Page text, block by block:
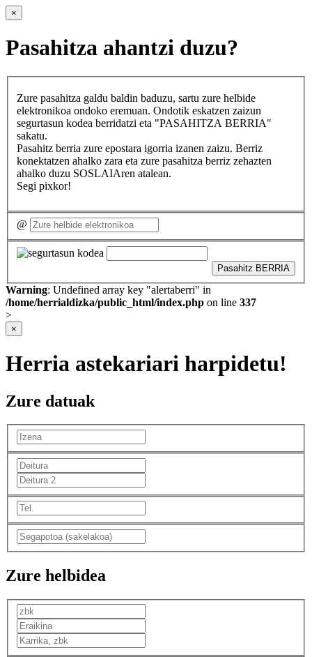
×
Pasahitza ahantzi duzu?
Zure pasahitza galdu baldin baduzu, sartu zure helbide
elektronikoa ondoko eremuan. Ondotik eskatzen zaizun
segurtasun kodea berridatzi eta "PASAHITZA BERRIA"
sakatu.
Pasahitz berria zure epostara igorria izanen zaizu. Berriz
konektatzen ahalko zara eta zure pasahitza berriz zehazten
ahalko duzu SOSLAIAren atalean.
Segi pixkor!
@
Pasahitz BERRIA
Warning: Undefined array key "alertaberri" in
/home/herrialdizka/public_html/index.php on line 337
>
×
Herria astekariari harpidetu!
Zure datuak
Zure helbidea